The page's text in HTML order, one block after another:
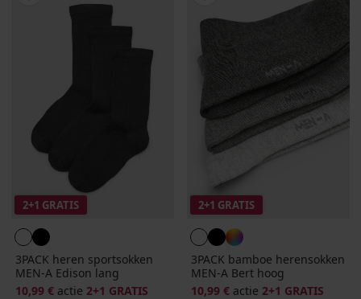
2+1 GRATIS
3PACK heren sportsokken
MEN-A Edison lang
10,99 € actie 2+1 GRATIS
2+1 GRATIS
3PACK bamboe herensokken
MEN-A Bert hoog
10,99 € actie 2+1 GRATIS